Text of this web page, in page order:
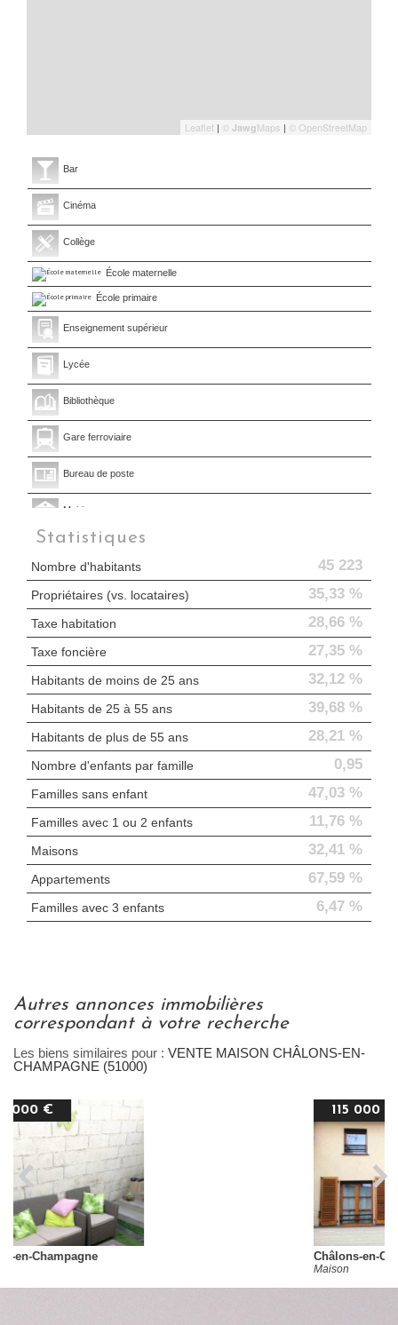
Leaflet | © JawgMaps | © OpenStreetMap
Bar
Cinéma
Collège
École maternelle
École primaire
Enseignement supérieur
Lycée
Bibliothèque
Gare ferroviaire
Bureau de poste
Mairie
Presse et Tabac
Statistiques
Nombre d'habitants 45 223
Propriétaires (vs. locataires) 35,33 %
Taxe habitation 28,66 %
Taxe foncière 27,35 %
Habitants de moins de 25 ans 32,12 %
Habitants de 25 à 55 ans 39,68 %
Habitants de plus de 55 ans 28,21 %
Nombre d'enfants par famille 0,95
Familles sans enfant 47,03 %
Familles avec 1 ou 2 enfants 11,76 %
Maisons 32,41 %
Appartements 67,59 %
Familles avec 3 enfants 6,47 %
autres annonces immobilières
correspondant à votre recherche
Les biens similaires pour : VENTE MAISON CHÂLONS-EN-
CHAMPAGNE (51000)
115 000 €